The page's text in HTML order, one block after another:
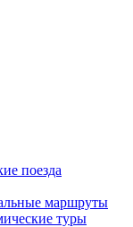
поезда
маршруты
туры